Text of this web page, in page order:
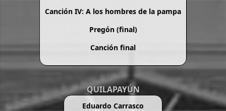
Canción IV: A los hombres de la pampa
Pregón (final)
Canción final
QUILAPAYÚN
Eduardo Carrasco